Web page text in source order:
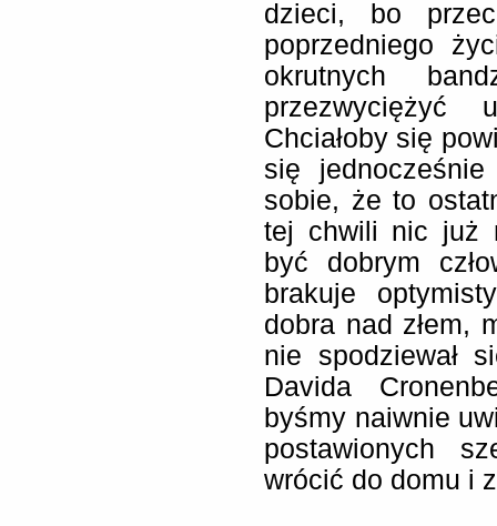
dzieci, bo
poprzedniego
okrutnych
przezwyciężyć
Chciałoby się
się
sobie, że to
tej chwili nic już
być dobrym
brakuje
dobra nad złem,
nie spodziewał
Davida
byśmy naiwnie
postawionych
wrócić do domu i